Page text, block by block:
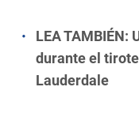
LEA TAMBIÉN:
durante el
Lauderdale